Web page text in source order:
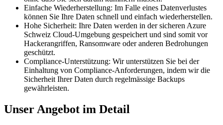
Einfache Wiederherstellung: Im Falle eines Datenverlustes
können Sie Ihre Daten schnell und einfach wiederherstellen.
Hohe Sicherheit: Ihre Daten werden in der sicheren Azure
Schweiz Cloud-Umgebung gespeichert und sind somit vor
Hackerangriffen, Ransomware oder anderen Bedrohungen
geschützt.
Compliance-Unterstützung: Wir unterstützen Sie bei der
Einhaltung von Compliance-Anforderungen, indem wir die
Sicherheit Ihrer Daten durch regelmässige Backups
gewährleisten.
Unser Angebot im Detail